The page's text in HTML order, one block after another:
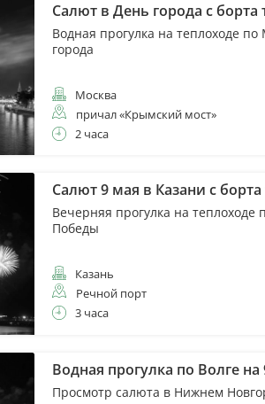
Салют в День города с борта
Водная прогулка на теплоходе
города
Москва
причал «Крымский мост»
2 часа
Салют 9 мая в Казани с
Вечерняя прогулка на
Победы
Казань
Речной порт
3 часа
Водная прогулка по Волге
Просмотр салюта в Нижнем